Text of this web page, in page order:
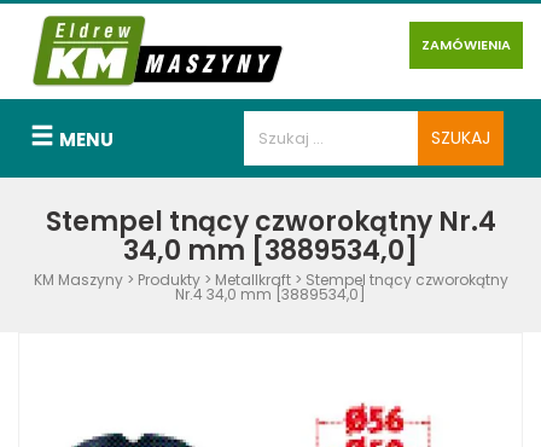
ZAMÓWIENIA
MENU
Stempel tnący czworokątny Nr.4
34,0 mm [3889534,0]
KM Maszyny> Produkty> Metallkraft> Stempel tnący czworokątny
Nr.4 34,0 mm [3889534,0]